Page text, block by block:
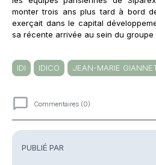
PUBLIÉ PAR
monter trois ans plus tard à bord
exerçait dans le capital
sa récente arrivée au sein du groupe
IDI IDICO JEAN-MARIE
Commentaires (0)